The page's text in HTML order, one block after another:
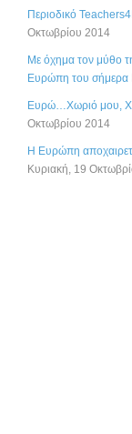
Περιοδικό
Οκτωβρίου 2014
Με όχημα τον μύθο
Ευρώπη του σήμερα
Ευρώ…Χωριό μου,
Οκτωβρίου 2014
Η Ευρώπη
Κυριακή, 19